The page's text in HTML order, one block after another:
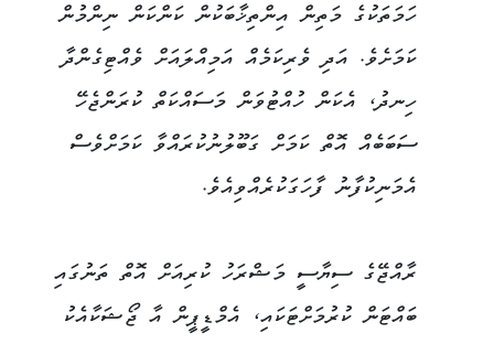
ހަމަތަކުގެ މަތިން އިންތިޚާބަކުން ކަންކަން ނިންމުން
ކަމަށެވެ. އަދި ވެރިކަމެއް އަމިއްލައަށް ވެއްޓިގެންދާ
ހިނދު، އެކަން ހުއްޓުވަން މަސައްކަތް ކުރަންޖެހޭ
ސަބަބެއް އޮތް ކަމަށް ގަބޫލުނުކުރައްވާ ކަމަށްވެސް
އެމަނިކުފާނު ފާހަގަކުރެއްވިއެވެ.
ރާއްޖޭގެ ސިޔާސީ މަޝްރަހު ކުރިއަށް އޮތް ތަނުގައި
ބައްޓަން ކުރުމަށްޓަކައި، އެމްޑީޕީން އާ ޖޯޝަކާއެކު